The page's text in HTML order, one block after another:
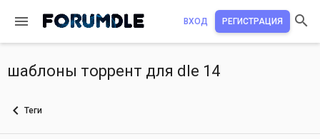
ВХОД РЕГИСТРАЦИЯ
шаблоны торрент для dle 14
Теги